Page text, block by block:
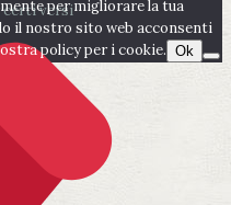
certi versiper migliorare la tua
il nostro sito web acconsenti
policy per i cookie. Ok